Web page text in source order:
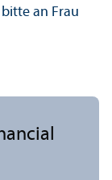
bitte an Frau